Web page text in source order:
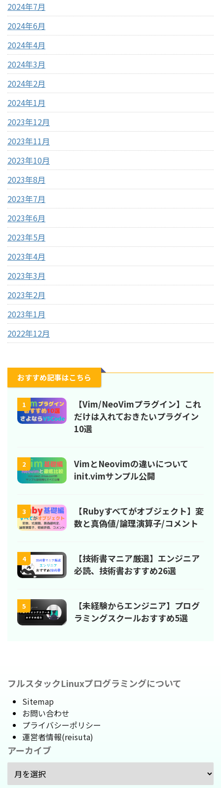
2024年7月
2024年6月
2024年4月
2024年3月
2024年2月
2024年1月
2023年12月
2023年11月
2023年10月
2023年8月
2023年7月
2023年6月
2023年5月
2023年4月
2023年3月
2023年2月
2023年1月
2022年12月
おすすめ記事はこちら
1
【Vim/NeoVimプラグイン】これ
だけは入れておきたいプラグイン
10選
2
VimとNeovimの違いについて
init.vimサンプル公開
3
【Rubyすべてがオブジェクト】変
数と真偽値/論理演算子/コメント
4
【技術書マニア厳選】エンジニア
必読、技術書おすすめ26選
5
【未経験からエンジニア】プログ
ラミングスクールおすすめ5選
フルスタックLinuxプログラミングについて
Sitemap
お問い合わせ
プライバシーポリシー
運営者情報(reisuta)
アーカイブ